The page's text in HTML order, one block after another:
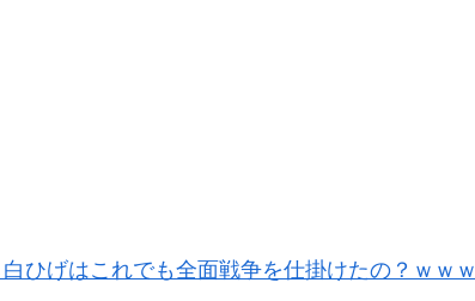
ひげはこれでも全面戦争を仕掛けたの？ｗｗｗ